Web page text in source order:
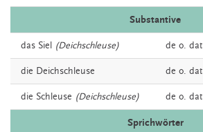
Substantive
das Siel (Deichschleuse) de o. dat
die Deichschleuse de o. dat
die Schleuse (Deichschleuse) de o. dat
Sprichwörter